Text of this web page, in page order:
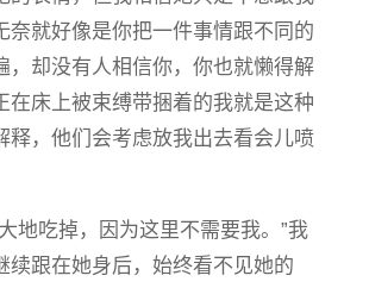
奈就好像是你把一件事情跟不同的
，却没有人相信你，你也就懒得解
在床上被束缚带捆着的我就是这种
释，他们会考虑放我出去看会儿喷
地吃掉，因为这里不需要我。”我
续跟在她身后，始终看不见她的